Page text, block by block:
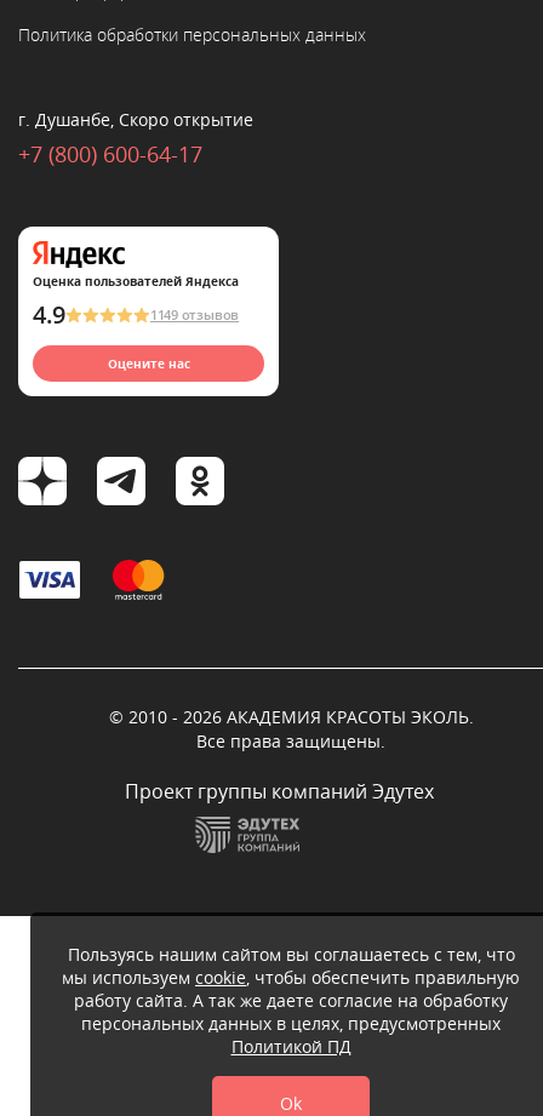
Политика обработки персональных данных
г. Душанбе, Скоро открытие
+7 (800) 600-64-17
Оценка пользователей Яндекса
4.9 1149 отзывов
Оцените нас
© 2010 - 2026 АКАДЕМИЯ КРАСОТЫ ЭКОЛЬ.
Все права защищены.
Проект группы компаний Эдутех
Пользуясь нашим сайтом вы соглашаетесь с тем, что
мы используем cookie, чтобы обеспечить правильную
работу сайта. А так же даете согласие на обработку
персональных данных в целях, предусмотренных
Политикой ПД
Ok